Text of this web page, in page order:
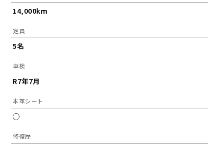
14,000km
定員
5名
車検
R7年7月
本革シート
◯
修復歴